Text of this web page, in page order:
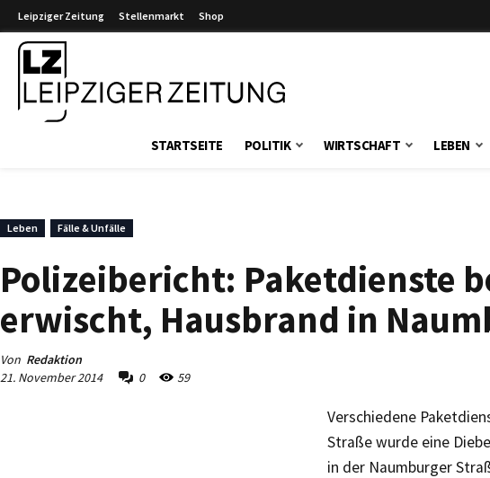
Leipziger Zeitung Stellenmarkt Shop
STARTSEITE POLITIK WIRTSCHAFT LEBEN
Leben Fälle & Unfälle
Polizeibericht: Paketdienste
erwischt, Hausbrand in
Von Redaktion
21. November 2014
0 59
Verschiedene
Straße wurde eine
in der Naumburger